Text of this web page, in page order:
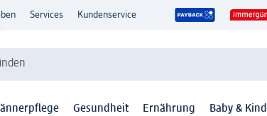
Services Kundenservice
Gesundheit Ernährung Baby & Kind